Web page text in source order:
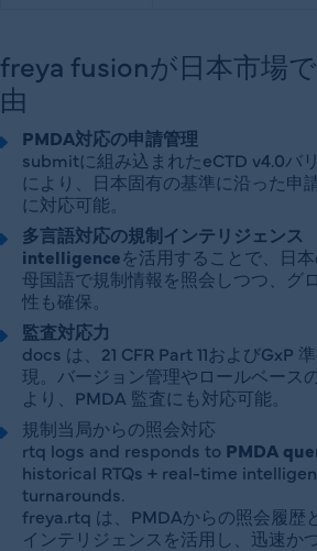
freya fusionが日本市場
由
PMDA対応の申請管理
submitに組み込まれたeCTD v4.0バ
により、日本固有の基準に沿った申
に対応可能。
多言語対応の規制インテリジェンス
intelligenceを活用することで、日本
母国語で規制情報を照会しつつ、グ
性も確保。
監査対応力
docs は、21 CFR Part 11およびGxP
現。バージョン管理やロールベース
より、PMDA 監査にも対応可能。
規制当局からの照会対応
rtq logs and responds to PMDA
historical RTQs + real-time
turnarounds.
freya.rtq は、PMDAからの照会履歴
インテリジェンスを活用し、迅速か